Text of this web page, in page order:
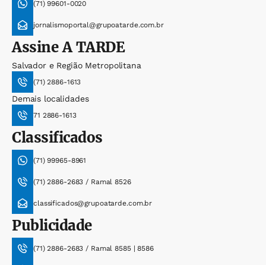
(71) 99601-0020
jornalismoportal@grupoatarde.com.br
AssineA TARDE
Salvador e Região Metropolitana
(71) 2886-1613
Demais localidades
71 2886-1613
Classificados
(71) 99965-8961
(71) 2886-2683 / Ramal 8526
classificados@grupoatarde.com.br
Publicidade
(71) 2886-2683 / Ramal 8585 | 8586